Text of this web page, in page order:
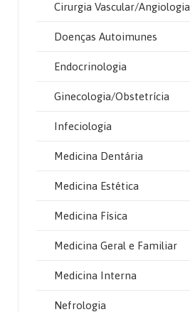
Cirurgia Vascular/Angiologia
Doenças Autoimunes
Endocrinologia
Ginecologia/Obstetrícia
Infeciologia
Medicina Dentária
Medicina Estética
Medicina Física
Medicina Geral e Familiar
Medicina Interna
Nefrologia